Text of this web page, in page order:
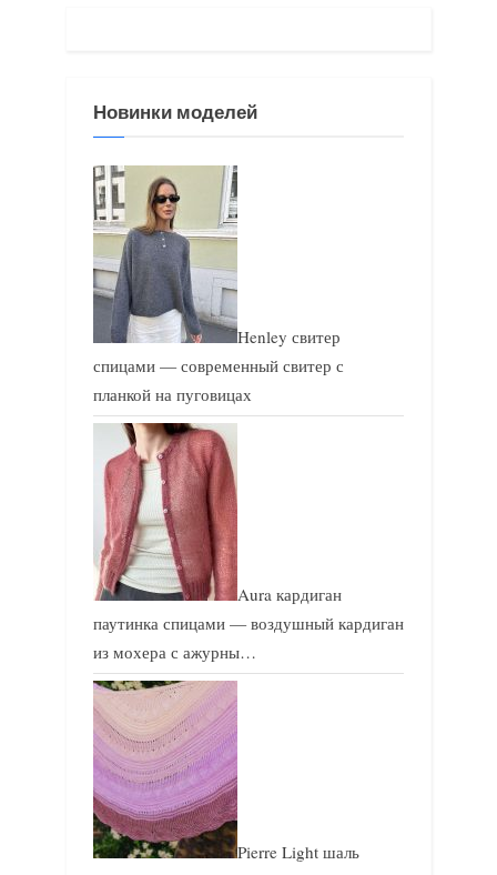
а
и
с
ь
:
Новинки моделей
Henley свитер
спицами — современный свитер с
планкой на пуговицах
Aura кардиган
паутинка спицами — воздушный кардиган
из мохера с ажурны…
Pierre Light шаль